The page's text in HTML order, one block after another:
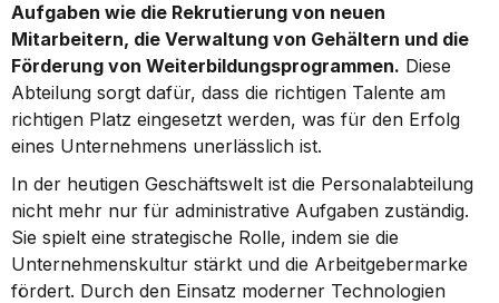
Aufgaben wie die Rekrutierung von neuen
Mitarbeitern, die Verwaltung von Gehältern und die
Förderung von Weiterbildungsprogrammen. Diese
Abteilung sorgt dafür, dass die richtigen Talente am
richtigen Platz eingesetzt werden, was für den Erfolg
eines Unternehmens unerlässlich ist.
In der heutigen Geschäftswelt ist die Personalabteilung
nicht mehr nur für administrative Aufgaben zuständig.
Sie spielt eine strategische Rolle, indem sie die
Unternehmenskultur stärkt und die Arbeitgebermarke
fördert. Durch den Einsatz moderner Technologien